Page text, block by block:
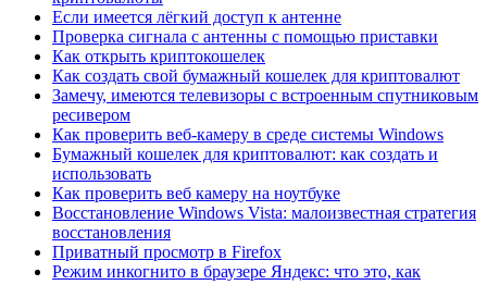
Если имеется лёгкий доступ к антенне
Проверка сигнала с антенны с помощью приставки
Как открыть криптокошелек
Как создать свой бумажный кошелек для криптовалют
Замечу, имеются телевизоры с встроенным спутниковым
ресивером
Как проверить веб-камеру в среде системы Windows
Бумажный кошелек для криптовалют: как создать и
использовать
Как проверить веб камеру на ноутбуке
Восстановление Windows Vista: малоизвестная стратегия
восстановления
Приватный просмотр в Firefox
Режим инкогнито в браузере Яндекс: что это, как